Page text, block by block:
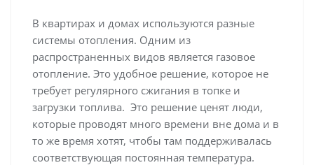
В квартирах и домах используются разные
системы отопления. Одним из
распространенных видов является газовое
отопление. Это удобное решение, которое не
требует регулярного сжигания в топке и
загрузки топлива. Это решение ценят люди,
которые проводят много времени вне дома и в
то же время хотят, чтобы там поддерживалась
соответствующая постоянная температура.